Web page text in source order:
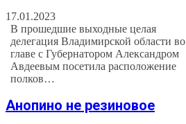
17.01.2023
В прошедшие выходные целая
делегация Владимирской области во
главе с Губернатором Александром
Авдеевым посетила расположение
полков…
Анопино не резиновое